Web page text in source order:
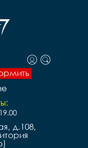
д.108,